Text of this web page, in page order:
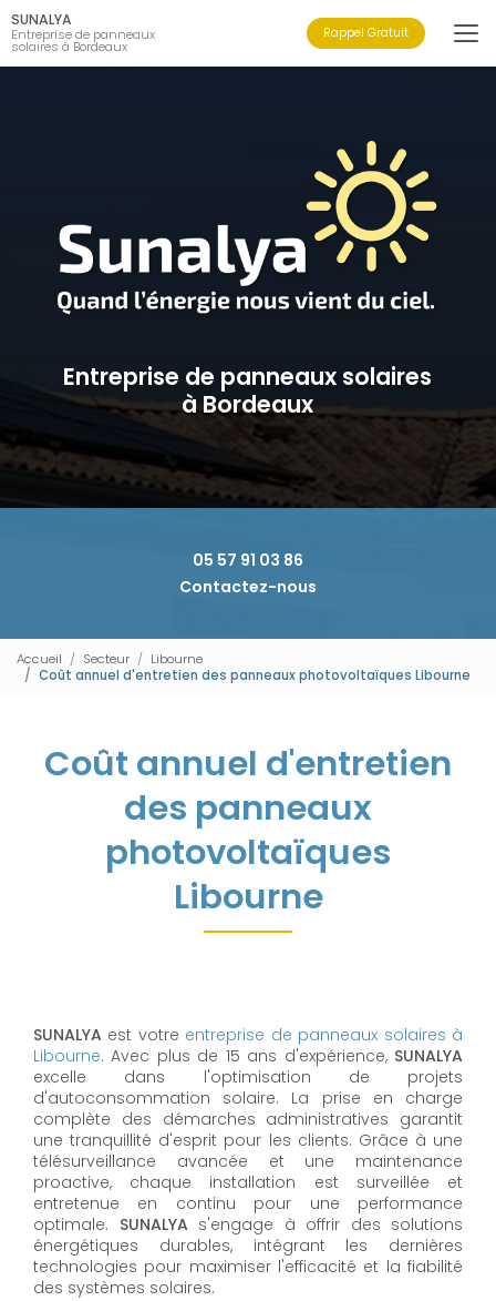
Aller
au
contenu
principal
SUNALYA
Entreprise de panneaux
solaires à Bordeaux
Rappel Gratuit
Entreprise de panneaux solaires
à Bordeaux
05 57 91 03 86
Contactez-nous
Accueil Secteur
Libourne
Coût annuel d'entretien des panneaux photovoltaïques Libourne
Coût annuel d'entretien
des panneaux
photovoltaïques
Libourne
SUNALYA est votre entreprise de panneaux solaires à
Libourne. Avec plus de 15 ans d'expérience, SUNALYA
excelle dans l'optimisation de projets
d'autoconsommation solaire. La prise en charge
complète des démarches administratives garantit
une tranquillité d'esprit pour les clients. Grâce à une
télésurveillance avancée et une maintenance
proactive, chaque installation est surveillée et
entretenue en continu pour une performance
optimale. SUNALYA s'engage à offrir des solutions
énergétiques durables, intégrant les dernières
technologies pour maximiser l'efficacité et la fiabilité
des systèmes solaires.